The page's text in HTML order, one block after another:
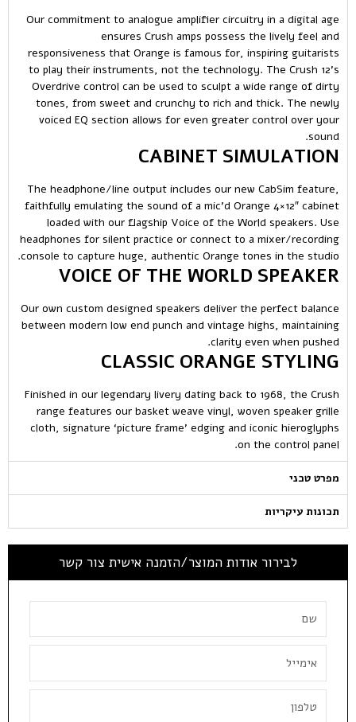
Our commitment to analogue amplifier circuitry in a digital age
ensures Crush amps possess the lively feel and
responsiveness that Orange is famous for, inspiring guitarists
to play their instruments, not the technology. The Crush 12’s
Overdrive control can be used to sculpt a wide range of dirty
tones, from sweet and crunchy to rich and thick. The newly
voiced EQ section allows for even greater control over your
sound.
CABINET SIMULATION
The headphone/line output includes our new CabSim feature,
faithfully emulating the sound of a mic’d Orange 4×12″ cabinet
loaded with our flagship Voice of the World speakers. Use
headphones for silent practice or connect to a mixer/recording
console to capture huge, authentic Orange tones in the studio.
VOICE OF THE WORLD SPEAKER
Our own custom designed speakers deliver the perfect balance
between modern low end punch and vintage highs, maintaining
clarity even when pushed.
CLASSIC ORANGE STYLING
Finished in our legendary livery dating back to 1968, the Crush
range features our basket weave vinyl, woven speaker grille
cloth, signature ‘picture frame’ edging and iconic hieroglyphs
on the control panel.
מפרט טכני
תכונות עיקריות
לבירור אודות המוצר/הזמנה אישית צור קשר